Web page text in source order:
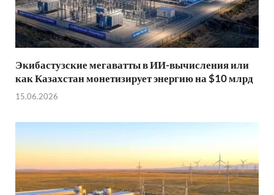
Экибастузские мегаватты в ИИ-вычисления или
как Казахстан монетизирует энергию на $10 млрд
15.06.2026